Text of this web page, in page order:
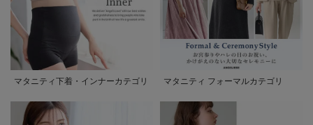
マタニティ下着・インナーカテゴリ マタニティ フォーマルカテゴリ